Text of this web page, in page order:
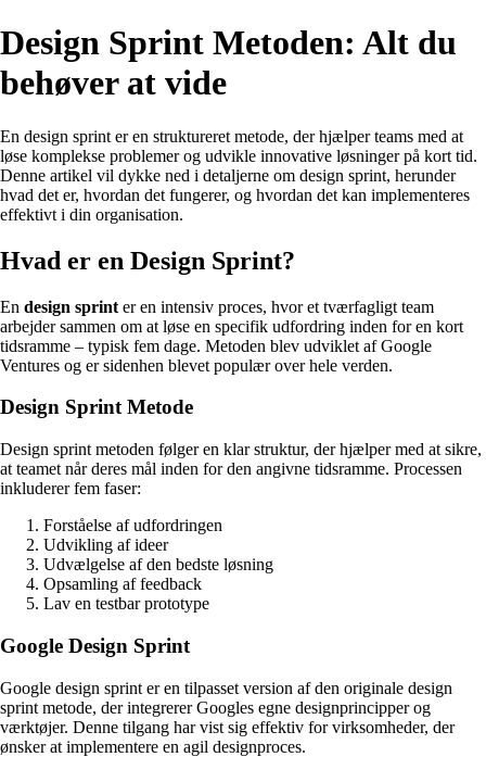
Design Sprint Metoden: Alt du
behøver at vide
En design sprint er en struktureret metode, der hjælper teams med at
løse komplekse problemer og udvikle innovative løsninger på kort tid.
Denne artikel vil dykke ned i detaljerne om design sprint, herunder
hvad det er, hvordan det fungerer, og hvordan det kan implementeres
effektivt i din organisation.
Hvad er en Design Sprint?
En design sprint er en intensiv proces, hvor et tværfagligt team
arbejder sammen om at løse en specifik udfordring inden for en kort
tidsramme – typisk fem dage. Metoden blev udviklet af Google
Ventures og er sidenhen blevet populær over hele verden.
Design Sprint Metode
Design sprint metoden følger en klar struktur, der hjælper med at sikre,
at teamet når deres mål inden for den angivne tidsramme. Processen
inkluderer fem faser:
Forståelse af udfordringen
Udvikling af ideer
Udvælgelse af den bedste løsning
Opsamling af feedback
Lav en testbar prototype
Google Design Sprint
Google design sprint er en tilpasset version af den originale design
sprint metode, der integrerer Googles egne designprincipper og
værktøjer. Denne tilgang har vist sig effektiv for virksomheder, der
ønsker at implementere en agil designproces.